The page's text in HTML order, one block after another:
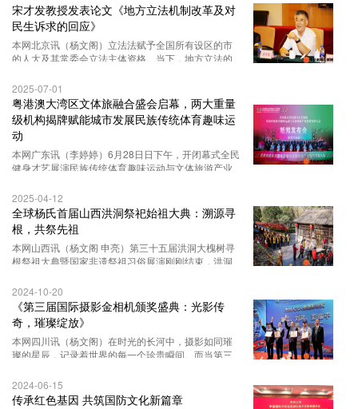
宋才发教授发表论文《地方立法机制改革及对
民生诉求的回应》
本网北京讯（杨文阁）立法法赋予全国所有设区的市
的人大及其常委会立法主体资格。当下，地方立法的
2025-07-01
粤港澳大湾区文体旅融合盛会启幕，两大重量
级机构揭牌赋能城市发展民族传统体育趣味运
动
本网广东讯（李婷婷）6月28日日下午，开闭幕式全民
健身才艺展演民族传统体育趣味运动与文体旅游产业
2025-04-12
全球杨氏首届山西洪洞祭祀始祖大典：溯源寻
根，共祭先祖
本网山西讯（杨文阁 申亮）第三十五届洪洞大槐树寻
根祭祖大典暨国家非遗祭祖习俗展演刚刚结束，洪洞
2024-10-20
《第三届国际摄影金相机颁奖盛典：光影传
奇，璀璨绽放》
本网四川讯（杨文阁）在时光的长河中，摄影如同璀
璨的星辰，记录着世界的每一个珍贵瞬间。而当第三
2024-06-15
传承红色基因 共筑国防文化新篇章